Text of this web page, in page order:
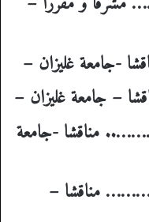
-جامعة غليزان –
– جامعة غليزان –
مناقشا -جامعة
مناقشا –